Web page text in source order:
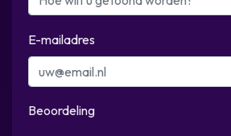
E-mailadres
Beoordeling